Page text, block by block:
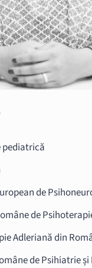
pediatrică
de
de
Adleriană din
de Psihiatrie și